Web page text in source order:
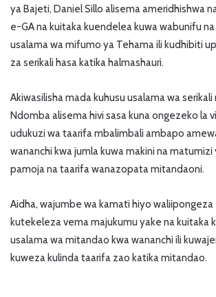
ya Bajeti, Daniel Sillo alisema ameridhishwa
e-GA na kuitaka kuendelea kuwa wabunifu na
usalama wa mifumo ya Tehama ili kudhibiti
za serikali hasa katika halmashauri.
Akiwasilisha mada kuhusu usalama wa
Ndomba alisema hivi sasa kuna ongezeko la
udukuzi wa taarifa mbalimbali ambapo
wananchi kwa jumla kuwa makini na matumizi
pamoja na taarifa wanazopata mitandaoni.
Aidha, wajumbe wa kamati hiyo waliipongeza
kutekeleza vema majukumu yake na kuitaka
usalama wa mitandao kwa wananchi ili
kuweza kulinda taarifa zao katika mitandao.